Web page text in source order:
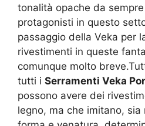
tonalità opache da
protagonisti in questo
passaggio della Veka per
rivestimenti in queste
comunque molto
tutti i Serramenti Veka
possono avere dei
legno, ma che imitano, sia